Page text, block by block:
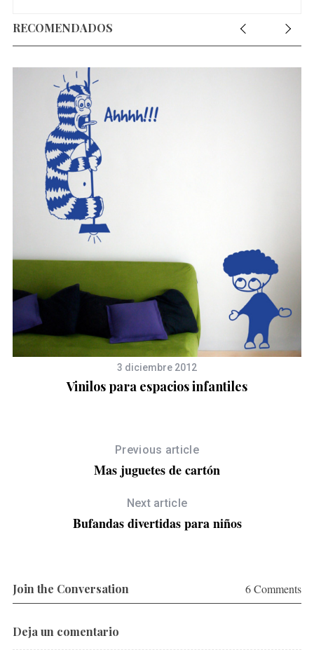
RECOMENDADOS
3 diciembre 2012
Vinilos para espacios infantiles
Previous article
Mas juguetes de cartón
Next article
Bufandas divertidas para niños
Join the Conversation 6 Comments
Deja un comentario